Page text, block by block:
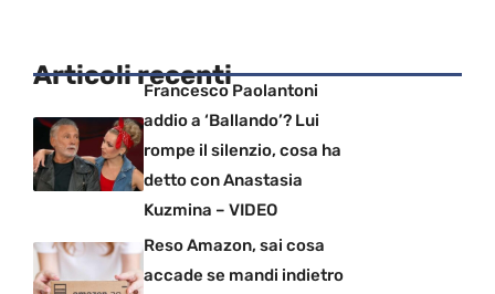
Articoli recentiFrancesco Paolantoni
addio a ‘Ballando’? Lui
rompe il silenzio, cosa ha
detto con Anastasia
Kuzmina – VIDEO
Reso Amazon, sai cosa
accade se mandi indietro